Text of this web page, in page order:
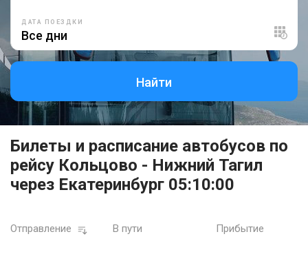
ДАТА ПОЕЗДКИ
Найти
Билеты и расписание автобусов по
рейсу Кольцово - Нижний Тагил
через Екатеринбург 05:10:00
Отправление В пути Прибытие